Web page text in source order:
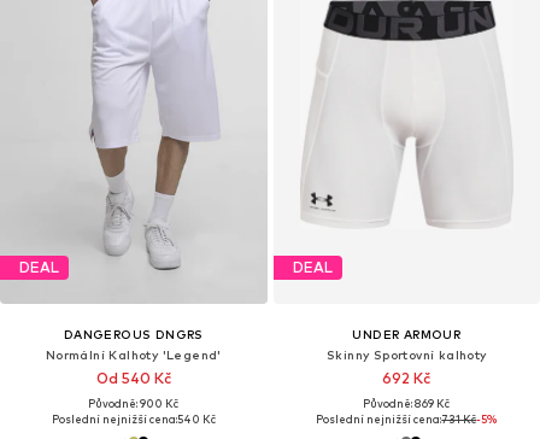
DEAL
DANGEROUS DNGRS
Normální Kalhoty 'Legend'
Od 540 Kč
Původně: 900 Kč
Poslední nejnižší cena:540 Kč
DEAL
UNDER ARMOUR
Skinny Sportovní kalhoty
692 Kč
Původně: 869 Kč
Poslední nejnižší cena:731 Kč-5%